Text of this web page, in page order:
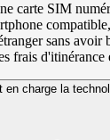
carte SIM
sans avoir
frais d'itinérance
en charge la